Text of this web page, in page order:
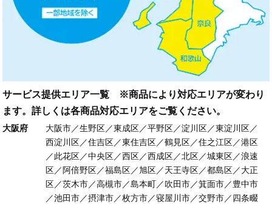
サービス提供エリア一覧 ※商品により対応エリアが変わり
ます。詳しくは各商品対応エリアをご覧ください。
大阪府
大阪市／生野区／東成区／平野区／淀川区／東淀川区／
西淀川区／住吉区／東住吉区／鶴見区／住之江区／港区
／此花区／中央区／西区／西成区／北区／城東区／浪速
区／阿倍野区／福島区／旭区／天王寺区／都島区／大正
区／茨木市／高槻市／島本町／吹田市／箕面市／豊中市
／池田市／摂津市／枚方市／寝屋川市／交野市／四条畷